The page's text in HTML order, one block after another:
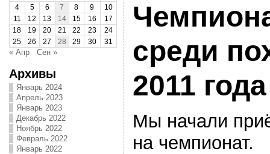
4
5 6 7 8 9
10
11
12 13 14 15 16
17
18
19 20 21 22 23
24
25
26 27 28 29 30 31
« Апр Сен »
Архивы
Январь 2024
Апрель 2023
Январь 2023
Декабрь 2022
Ноябрь 2022
Февраль 2022
Январь 2022
среди
2011 года
Мы начали
на чемпионат.